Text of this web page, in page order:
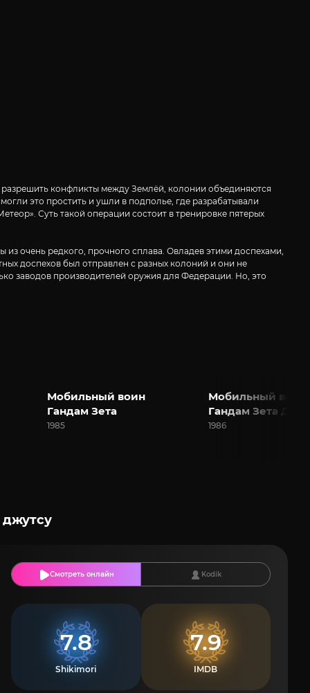
конфликты между Землёй, колонии объединяются
это простить и ушли в подполье, где разрабатывали
Суть такой операции состоит в тренировке пятерых
очень редкого, прочного сплава. Овладев этими доспехами,
доспехов был отправлен с разных колоний и они не
заводов производителей оружия для Федерации. Но, это
Мобильный воин
Гандам Зета
1985
Мобильный воин
Гандам Зета Два
1986
Смотреть онлайн Kodik
7.8
Shikimori
7.9
IMDB